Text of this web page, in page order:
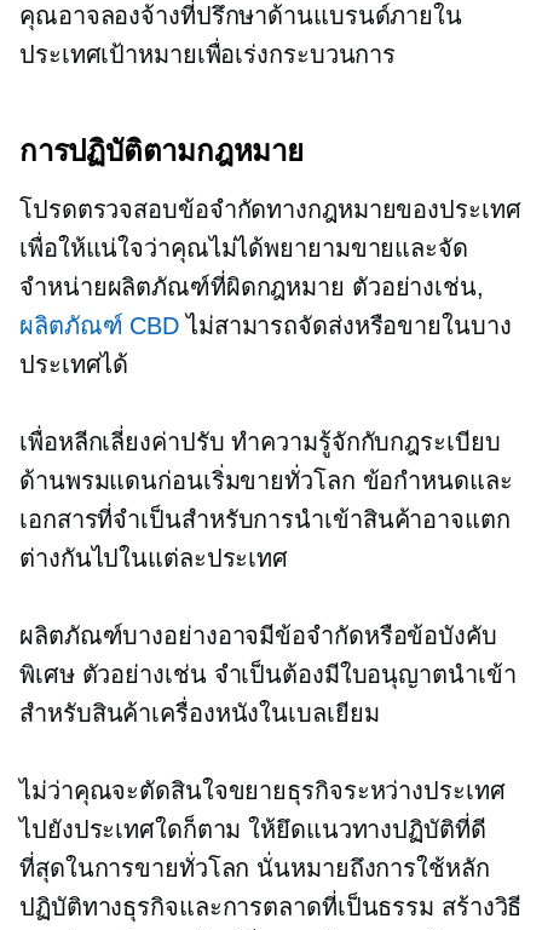
คุณอาจลองจ้างที่ปรึกษาด้านแบรนด์ภายใน
ประเทศเป้าหมายเพื่อเร่งกระบวนการ
การปฏิบัติตามกฎหมาย
โปรดตรวจสอบข้อจำกัดทางกฎหมายของประเทศ
เพื่อให้แน่ใจว่าคุณไม่ได้พยายามขายและจัด
จำหน่ายผลิตภัณฑ์ที่ผิดกฎหมาย ตัวอย่างเช่น,
ผลิตภัณฑ์ CBD ไม่สามารถจัดส่งหรือขายในบาง
ประเทศได้
เพื่อหลีกเลี่ยงค่าปรับ ทำความรู้จักกับกฎระเบียบ
ด้านพรมแดนก่อนเริ่มขายทั่วโลก ข้อกำหนดและ
เอกสารที่จำเป็นสำหรับการนำเข้าสินค้าอาจแตก
ต่างกันไปในแต่ละประเทศ
ผลิตภัณฑ์บางอย่างอาจมีข้อจำกัดหรือข้อบังคับ
พิเศษ ตัวอย่างเช่น จำเป็นต้องมีใบอนุญาตนำเข้า
สำหรับสินค้าเครื่องหนังในเบลเยียม
ไม่ว่าคุณจะตัดสินใจขยายธุรกิจระหว่างประเทศ
ไปยังประเทศใดก็ตาม ให้ยึดแนวทางปฏิบัติที่ดี
ที่สุดในการขายทั่วโลก นั่นหมายถึงการใช้หลัก
ปฏิบัติทางธุรกิจและการตลาดที่เป็นธรรม สร้างวิธี